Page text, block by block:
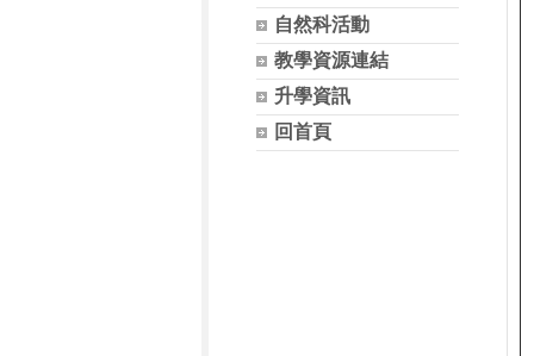
自然科活動
教學資源連結
升學資訊
回首頁